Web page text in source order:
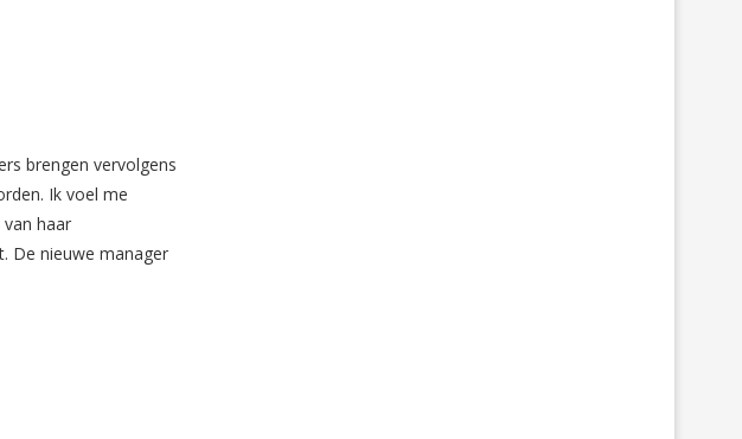
brengen vervolgens
Ik voel me
haar
De nieuwe manager